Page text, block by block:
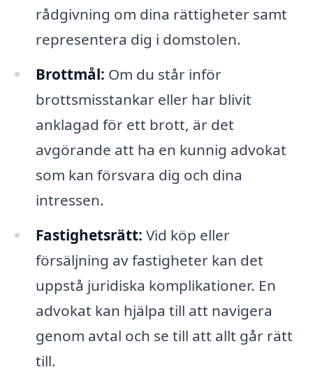
rådgivning om dina rättigheter samt
representera dig i domstolen.
Brottmål: Om du står inför
brottsmisstankar eller har blivit
anklagad för ett brott, är det
avgörande att ha en kunnig advokat
som kan försvara dig och dina
intressen.
Fastighetsrätt: Vid köp eller
försäljning av fastigheter kan det
uppstå juridiska komplikationer. En
advokat kan hjälpa till att navigera
genom avtal och se till att allt går rätt
till.